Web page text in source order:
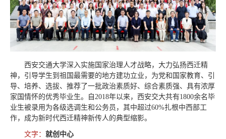
西安交通大学深入实施国家治理人才战略，大力弘扬西迁精
神，引导学生到祖国最需要的地方建功立业，为党和国家教育、引
导、培养、选拔、推荐了一批政治素质好、综合素质强、具有浓厚
家国情怀的优秀毕业生。自2018年以来，西安交大共有1800余名毕
业生被录用为各级选调生和公务员，其中超过60%扎根中西部工
作，成为新时代西迁精神新传人的典型缩影。
文字： 就创中心